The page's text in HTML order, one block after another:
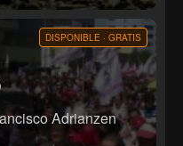
embargo, al contratar
hallará un
de su trabajo.
DISPONIBLE · GRATIS
Adrianzen